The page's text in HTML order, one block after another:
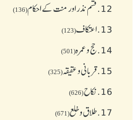
12. قسم نذر اور منت کے احکام(136)
13. اعتکاف(123)
14. حج و عمرہ(501)
15. قربانی و عقیقہ(325)
16. نکاح(626)
17. طلاق و خلع(671)